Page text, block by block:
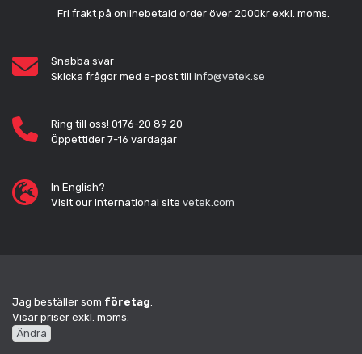
Fri frakt på onlinebetald order över 2000kr exkl. moms.
Snabba svar
Skicka frågor med e-post till info@vetek.se
Ring till oss! 0176-20 89 20
Öppettider 7-16 vardagar
In English?
Visit our international site vetek.com
Jag beställer som företag
Visar priser exkl. moms.
Ändra